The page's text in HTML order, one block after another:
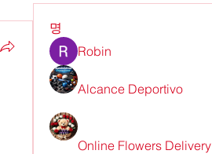
명
Robin
Alcance Deportivo
Online Flowers Delivery